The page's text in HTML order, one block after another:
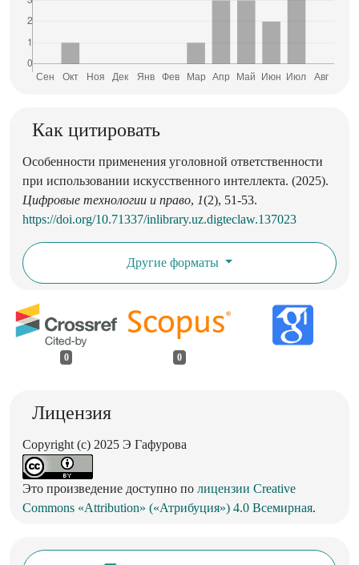
Как цитировать
Особенности применения уголовной ответственности
при использовании искусственного интеллекта. (2025).
Цифровые технологии и право, 1(2), 51-53.
https://doi.org/10.71337/inlibrary.uz.digteclaw.137023
Другие форматы
0 0
Лицензия
Copyright (c) 2025 Э Гафурова
Это произведение доступно по лицензии Creative
Commons «Attribution» («Атрибуция») 4.0 Всемирная.